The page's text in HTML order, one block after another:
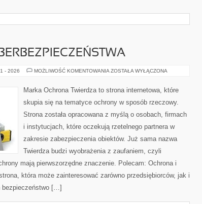
- 2026 MOŻLIWOŚĆ KOMENTOWANIA PODSTAWY
ZOSTAŁA WYŁĄCZONA
Marka Ochrona Twierdza to strona internetowa, które
skupia się na tematyce ochrony w sposób rzeczowy.
Strona została opracowana z myślą o osobach, firmach
i instytucjach, które oczekują rzetelnego partnera w
zakresie zabezpieczenia obiektów. Już sama nazwa
Twierdza budzi wyobrażenia z zaufaniem, czyli
mają pierwszorzędne znaczenie. Polecam: Ochrona i
która może zainteresować zarówno przedsiębiorców, jak i
bezpieczeństwo […]